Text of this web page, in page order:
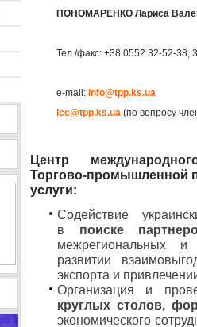
ПОНОМАРЕНКО Лариса
Тел./факс: +38 0552 32-52-38,
e-mail: info@tpp.ks.ua
icc@tpp.ks.ua (по вопросу
Центр
Торгово-промышленной
услуги:
Содействие
в поиске
межрегиональных
развитии
экспорта и
Организация и
круглых столов,
экономического